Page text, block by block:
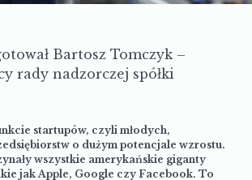
Bartosz Tomczyk–
rady nadzorczej spółki
startupów, czyli młodych,
o dużym potencjale wzrostu.
wszystkie amerykańskie giganty
jak Apple, Google czy Facebook. To